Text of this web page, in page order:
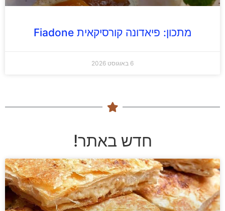
מתכון: פיאדונה קורסיקאית Fiadone
6 באוגוסט 2026
חדש באתר!